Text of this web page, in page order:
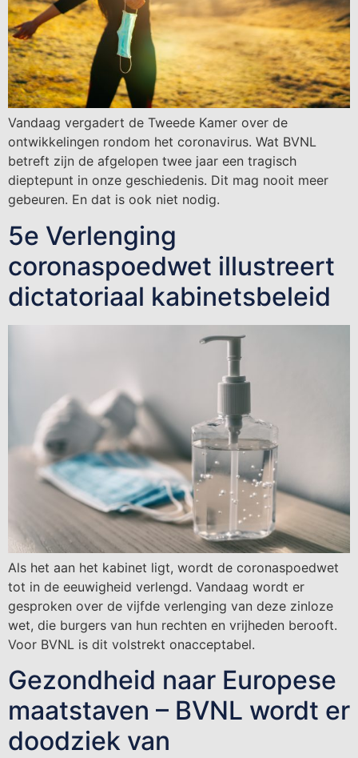
Vandaag vergadert de Tweede Kamer over de
ontwikkelingen rondom het coronavirus. Wat BVNL
betreft zijn de afgelopen twee jaar een tragisch
dieptepunt in onze geschiedenis. Dit mag nooit meer
gebeuren. En dat is ook niet nodig.
5e Verlenging
coronaspoedwet illustreert
dictatoriaal kabinetsbeleid
Als het aan het kabinet ligt, wordt de coronaspoedwet
tot in de eeuwigheid verlengd. Vandaag wordt er
gesproken over de vijfde verlenging van deze zinloze
wet, die burgers van hun rechten en vrijheden berooft.
Voor BVNL is dit volstrekt onacceptabel.
Gezondheid naar Europese
maatstaven – BVNL wordt er
doodziek van